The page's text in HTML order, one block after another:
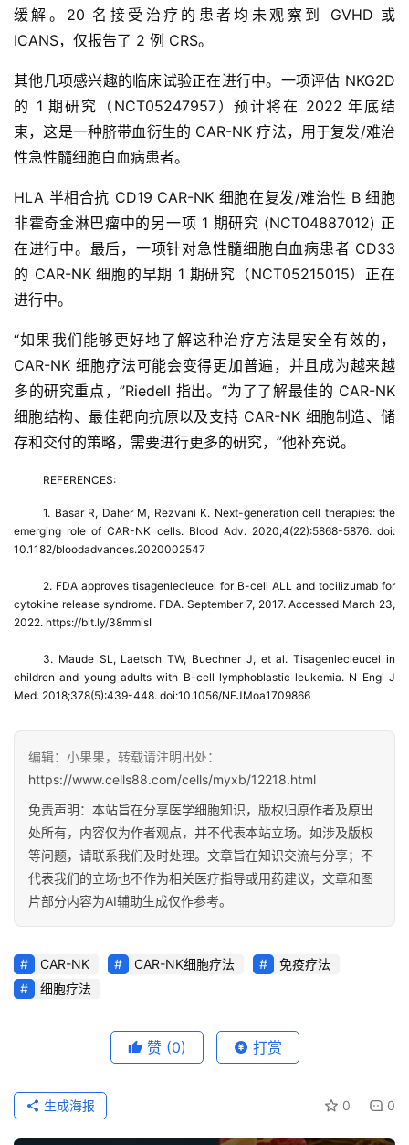
缓解。20 名接受治疗的患者均未观察到 GVHD 或
ICANS，仅报告了 2 例 CRS。
其他几项感兴趣的临床试验正在进行中。一项评估 NKG2D
的 1 期研究（NCT05247957）预计将在 2022 年底结
束，这是一种脐带血衍生的 CAR-NK 疗法，用于复发/难治
性急性髓细胞白血病患者。
HLA 半相合抗 CD19 CAR-NK 细胞在复发/难治性 B 细胞
非霍奇金淋巴瘤中的另一项 1 期研究 (NCT04887012) 正
在进行中。最后，一项针对急性髓细胞白血病患者 CD33
的 CAR-NK 细胞的早期 1 期研究（NCT05215015）正在
进行中。
“如果我们能够更好地了解这种治疗方法是安全有效的，
CAR-NK 细胞疗法可能会变得更加普遍，并且成为越来越
多的研究重点，”Riedell 指出。“为了了解最佳的 CAR-NK
细胞结构、最佳靶向抗原以及支持 CAR-NK 细胞制造、储
存和交付的策略，需要进行更多的研究，”他补充说。
REFERENCES:
1. Basar R, Daher M, Rezvani K. Next-generation cell therapies: the
emerging role of CAR-NK cells. Blood Adv. 2020;4(22):5868-5876. doi:
10.1182/bloodadvances.2020002547
2. FDA approves tisagenlecleucel for B-cell ALL and tocilizumab for
cytokine release syndrome. FDA. September 7, 2017. Accessed March 23,
2022. https://bit.ly/38mmisI
3. Maude SL, Laetsch TW, Buechner J, et al. Tisagenlecleucel in
children and young adults with B-cell lymphoblastic leukemia. N Engl J
Med. 2018;378(5):439-448. doi:10.1056/NEJMoa1709866
编辑：小果果，转载请注明出处：
https://www.cells88.com/cells/myxb/12218.html
免责声明：本站旨在分享医学细胞知识，版权归原作者及原出
处所有，内容仅为作者观点，并不代表本站立场。如涉及版权
等问题，请联系我们及时处理。文章旨在知识交流与分享；不
代表我们的立场也不作为相关医疗指导或用药建议，文章和图
片部分内容为AI辅助生成仅作参考。
CAR-NK CAR-NK细胞疗法
免疫疗法
细胞疗法
赞 (0) 打赏
0 0
生成海报